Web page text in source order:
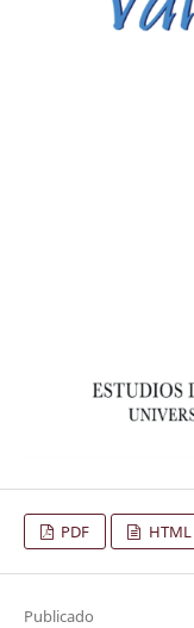
PDF HTML
Publicado